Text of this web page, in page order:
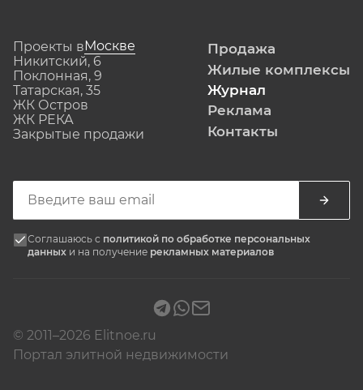
Проекты вМоскве
Никитский, 6
Поклонная, 9
Татарская, 35
ЖК Остров
ЖК РЕКА
Закрытые продажи
Продажа
Жилые комплексы
Журнал
Реклама
Контакты
Соглашаюсь с политикой по обработке персональных
данных и на получение рекламных материалов
© 2011–2026 Elitnoe.ru
Портал элитной недвижимости